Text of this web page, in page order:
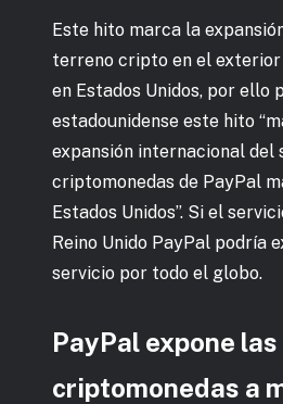
Este hito marca la
terreno cripto en el
en Estados Unidos, por ello
estadounidense este hito
expansión internacional del
criptomonedas de PayPal
Estados Unidos”. Si el
Reino Unido PayPal podría
servicio por todo el globo.
PayPal expone las
criptomonedas a